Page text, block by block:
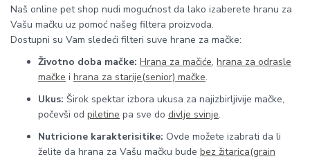
Naš online pet shop nudi mogućnost da lako izaberete hranu za
Vašu mačku uz pomoć našeg filtera proizvoda.
Dostupni su Vam sledeći filteri suve hrane za mačke:
Životno doba mačke: Hrana za mačiće, hrana za odrasle
mačke i hrana za starije(senior) mačke.
Ukus: Širok spektar izbora ukusa za najizbirljivije mačke,
počevši od piletine pa sve do divlje svinje.
Nutricione karakterisitike: Ovde možete izabrati da li
želite da hrana za Vašu mačku bude bez žitarica(grain